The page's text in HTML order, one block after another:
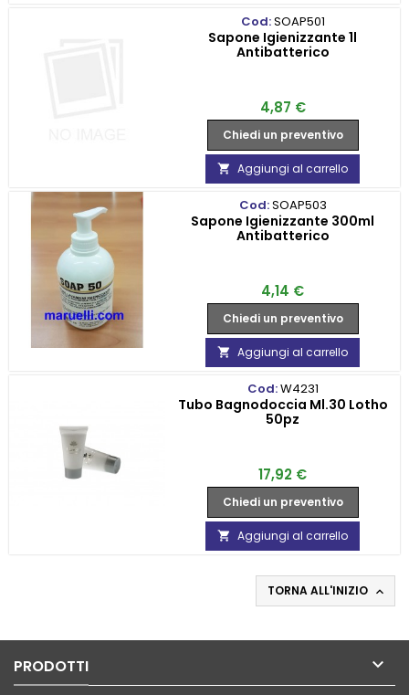
Cod:SOAP501
Sapone Igienizzante 1l
Antibatterico
Prezzo
4,87 €
Chiedi un preventivo
 Aggiungi al carrello
Cod:SOAP503
Sapone Igienizzante 300ml
Antibatterico
Prezzo
4,14 €
Chiedi un preventivo
 Aggiungi al carrello
Cod:W4231
Tubo Bagnodoccia Ml.30 Lotho
50pz
Prezzo
17,92 €
Chiedi un preventivo
 Aggiungi al carrello
TORNA ALL'INIZIO 
PRODOTTI 